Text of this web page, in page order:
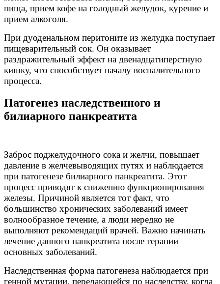
пища, прием кофе на голодный желудок, курение и
прием алкоголя.
При дуоденальном перитоните из желудка поступает
пищеварительный сок. Он оказывает
раздражительный эффект на двенадцатиперстную
кишку, что способствует началу воспалительного
процесса.
Патогенез наследственного и
билиарного панкреатита
Заброс поджелудочного сока и желчи, повышает
давление в желчевыводящих путях и наблюдается
при патогенезе билиарного панкреатита. Этот
процесс приводят к снижению функционирования
железы. Причиной является тот факт, что
большинство хронических заболеваний имеет
волнообразное течение, а люди нередко не
выполняют рекомендаций врачей. Важно начинать
лечение данного панкреатита после терапии
основных заболеваний.
Наследственная форма патогенеза наблюдается при
генной мутации, передающейся по наследству, когда